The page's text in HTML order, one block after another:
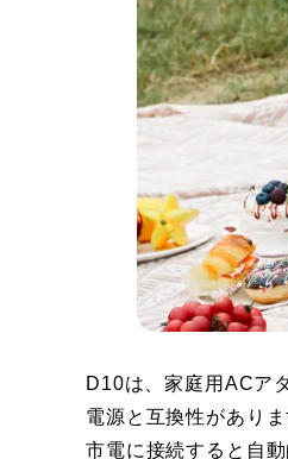
D10は、家庭用ACア
電源と互換性がありま
市電に接続すると自